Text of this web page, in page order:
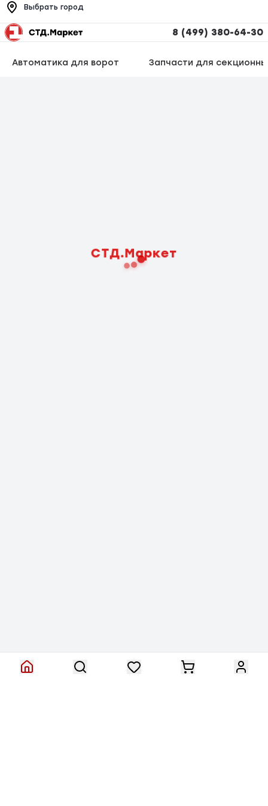
Выбрать город
8 (499) 380-64-30
Автоматика для ворот Запчасти для
СТД.Маркет